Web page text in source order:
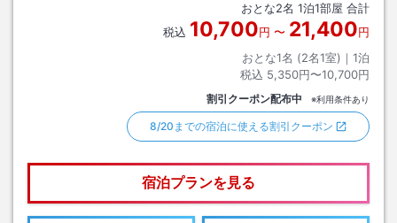
おとな2名 1泊1部屋 合計
税込 10,700円 〜 21,400円
おとな1名 (2名1室)｜ 1泊
税込 5,350円〜10,700円
割引クーポン配布中 ※利用条件あり
8/20までの宿泊に使える割引クーポン
宿泊プランを見る